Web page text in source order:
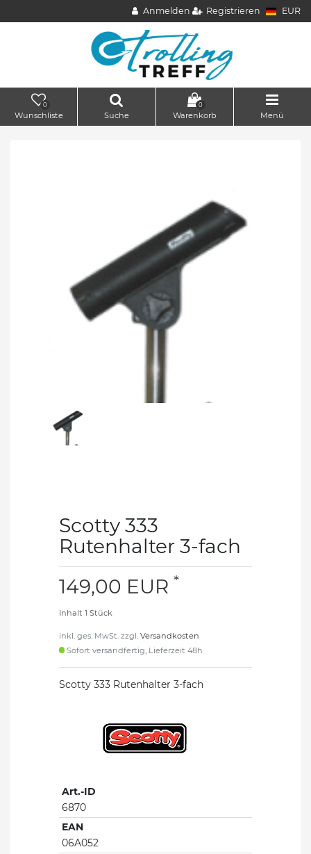
Anmelden Registrieren EUR
0
Wunschliste Suche
0
Warenkorb Menü
Scotty 333
Rutenhalter 3-fach
149,00 EUR *
Inhalt 1 Stück
inkl. ges. MwSt. zzgl. Versandkosten
Sofort versandfertig, Lieferzeit 48h
Scotty 333 Rutenhalter 3-fach
Art.-ID
6870
EAN
06A052